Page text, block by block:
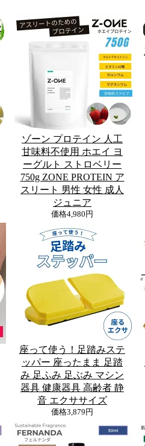
ゾーン プロテイン 人工
甘味料不使用 ホエイ ヨ
ーグルト ストロベリー
750g ZONE PROTEIN ア
スリート 男性 女性 成人
ジュニア
価格4,980円
座って使う！足踏みステ
ッパー 座ったまま 足踏
み 足ふみ 足ぶみ マシン
器具 健康器具 高齢者 静
音 エクササイズ
価格3,879円